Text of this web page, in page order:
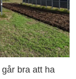
bra att ha